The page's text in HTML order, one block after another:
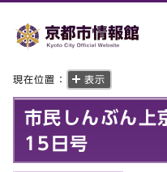
現在位置： 表示
市民しんぶん上
15日号